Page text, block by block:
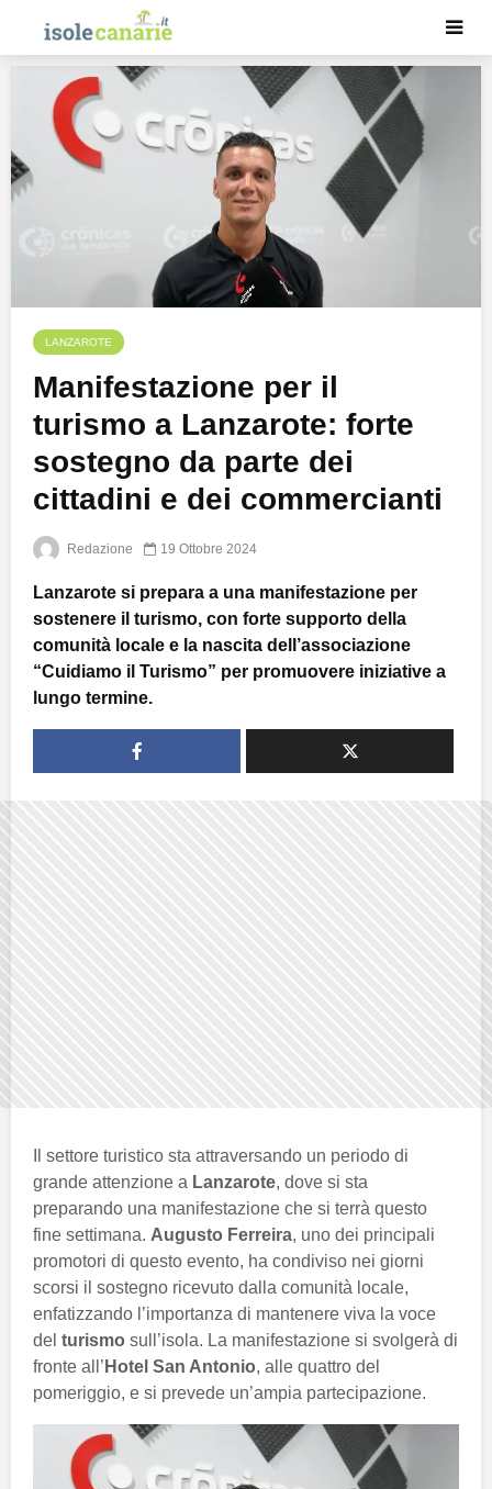
LANZAROTE
Manifestazione per il
turismo a Lanzarote: forte
sostegno da parte dei
cittadini e dei commercianti
Redazione 19 Ottobre 2024
Lanzarote si prepara a una manifestazione per
sostenere il turismo, con forte supporto della
comunità locale e la nascita dell’associazione
“Cuidiamo il Turismo” per promuovere iniziative a
lungo termine.
Il settore turistico sta attraversando un periodo di
grande attenzione a Lanzarote, dove si sta
preparando una manifestazione che si terrà questo
fine settimana. Augusto Ferreira, uno dei principali
promotori di questo evento, ha condiviso nei giorni
scorsi il sostegno ricevuto dalla comunità locale,
enfatizzando l’importanza di mantenere viva la voce
del turismo sull’isola. La manifestazione si svolgerà di
fronte all’ Hotel San Antonio, alle quattro del
pomeriggio, e si prevede un’ampia partecipazione.